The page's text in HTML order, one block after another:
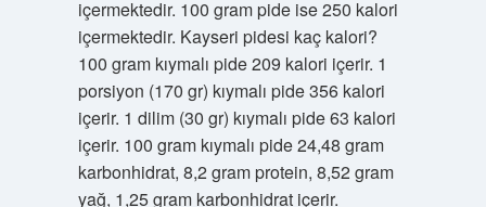
içermektedir. 100 gram pide ise 250 kalori
içermektedir. Kayseri pidesi kaç kalori?
100 gram kıymalı pide 209 kalori içerir. 1
porsiyon (170 gr) kıymalı pide 356 kalori
içerir. 1 dilim (30 gr) kıymalı pide 63 kalori
içerir. 100 gram kıymalı pide 24,48 gram
karbonhidrat, 8,2 gram protein, 8,52 gram
yağ, 1,25 gram karbonhidrat içerir.